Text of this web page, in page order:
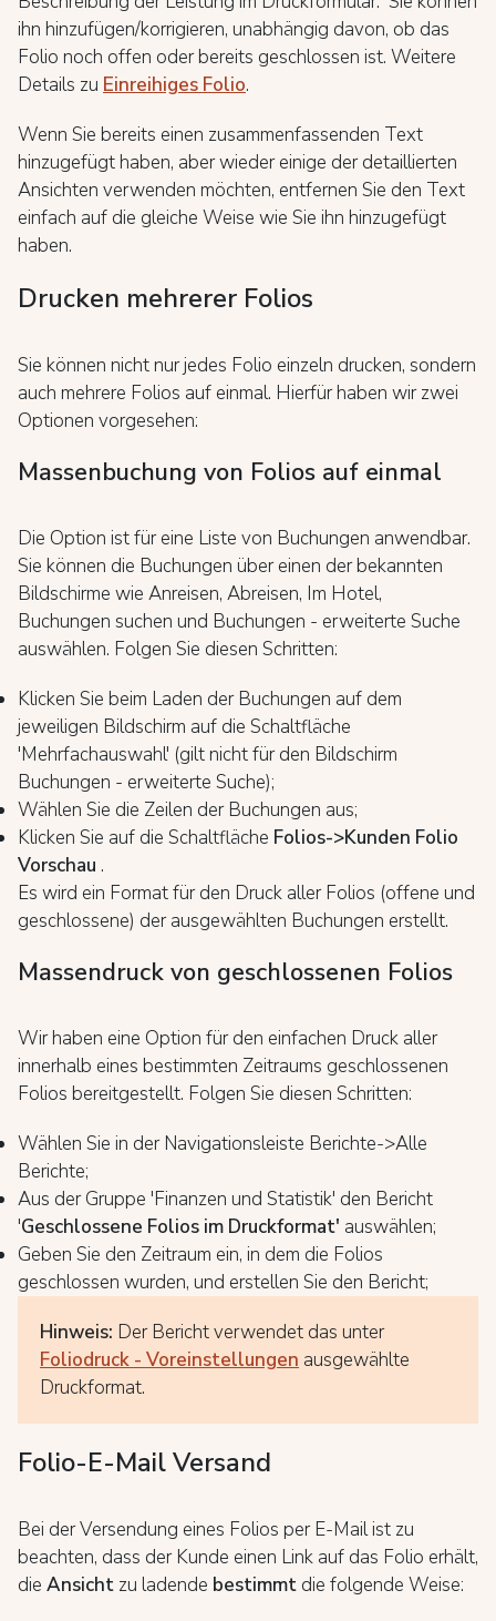
ihn hinzufügen/korrigieren, unabhängig davon, ob das
Folio noch offen oder bereits geschlossen ist. Weitere
Details zu Einreihiges Folio.
Wenn Sie bereits einen zusammenfassenden Text
hinzugefügt haben, aber wieder einige der detaillierten
Ansichten verwenden möchten, entfernen Sie den Text
einfach auf die gleiche Weise wie Sie ihn hinzugefügt
haben.
Drucken mehrerer Folios
Sie können nicht nur jedes Folio einzeln drucken, sondern
auch mehrere Folios auf einmal. Hierfür haben wir zwei
Optionen vorgesehen:
Massenbuchung von Folios auf einmal
Die Option ist für eine Liste von Buchungen anwendbar.
Sie können die Buchungen über einen der bekannten
Bildschirme wie Anreisen, Abreisen, Im Hotel,
Buchungen suchen und Buchungen - erweiterte Suche
auswählen. Folgen Sie diesen Schritten:
Klicken Sie beim Laden der Buchungen auf dem
jeweiligen Bildschirm auf die Schaltfläche
'Mehrfachauswahl' (gilt nicht für den Bildschirm
Buchungen - erweiterte Suche);
Wählen Sie die Zeilen der Buchungen aus;
Klicken Sie auf die Schaltfläche Folios->Kunden Folio
Vorschau .
Es wird ein Format für den Druck aller Folios (offene und
geschlossene) der ausgewählten Buchungen erstellt.
Massendruck von geschlossenen Folios
Wir haben eine Option für den einfachen Druck aller
innerhalb eines bestimmten Zeitraums geschlossenen
Folios bereitgestellt. Folgen Sie diesen Schritten:
Wählen Sie in der Navigationsleiste Berichte->Alle
Berichte;
Aus der Gruppe 'Finanzen und Statistik' den Bericht
'Geschlossene Folios im Druckformat' auswählen;
Geben Sie den Zeitraum ein, in dem die Folios
geschlossen wurden, und erstellen Sie den Bericht;
Hinweis: Der Bericht verwendet das unter
Foliodruck - Voreinstellungen ausgewählte
Druckformat.
Folio-E-Mail Versand
Bei der Versendung eines Folios per E-Mail ist zu
beachten, dass der Kunde einen Link auf das Folio erhält,
die Ansicht zu ladende bestimmt die folgende Weise: